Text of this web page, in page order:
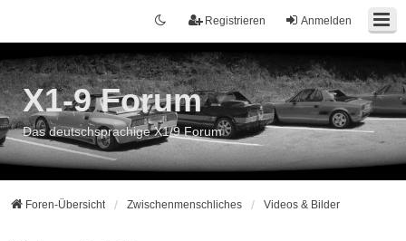
Anmelden
Registrieren
X1-9 Forum
Das deutschsprachige X1/9 Forum
Foren-Übersicht Zwischenmenschliches Videos & Bilder